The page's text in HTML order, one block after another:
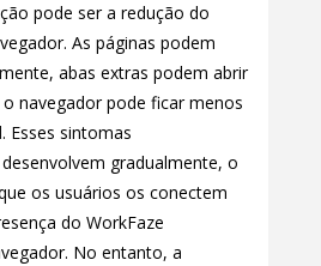
pode ser a redução do
As páginas podem
abas extras podem abrir
navegador pode ficar menos
Esses sintomas
gradualmente, o
os usuários os conectem
do WorkFaze
No entanto, a